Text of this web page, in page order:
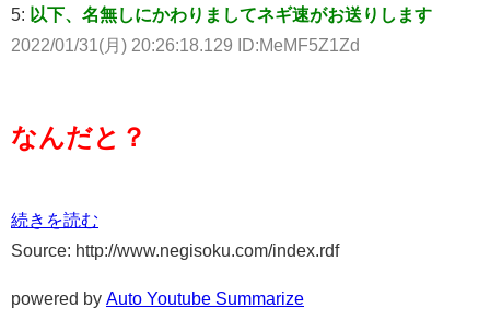
5: 以下、名無しにかわりましてネギ速がお送りします
2022/01/31(月) 20:26:18.129 ID:MeMF5Z1Zd
なんだと？
続きを読む
Source: http://www.negisoku.com/index.rdf
powered by Auto Youtube Summarize